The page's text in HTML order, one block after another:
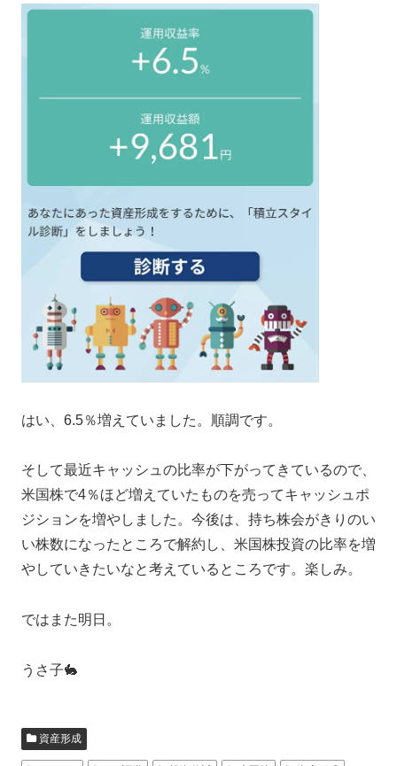
はい、6.5％増えていました。順調です。
そして最近キャッシュの比率が下がってきているので、
米国株で4％ほど増えていたものを売ってキャッシュポ
ジションを増やしました。今後は、持ち株会がきりのい
い株数になったところで解約し、米国株投資の比率を増
やしていきたいなと考えているところです。楽しみ。
ではまた明日。
うさ子🐇
資産形成